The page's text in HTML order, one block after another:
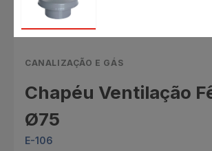
CANALIZAÇÃO E GÁS
Chapéu Ventilação
Ø75
E-106